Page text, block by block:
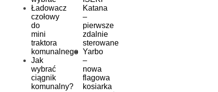
Ładowacz
czołowy
do
mini
traktora
komunalnego
Jak
wybrać
ciągnik
komunalny?
Katana
–
pierwsze
zdalnie
sterowane
Yarbo
–
nowa
flagowa
kosiarka